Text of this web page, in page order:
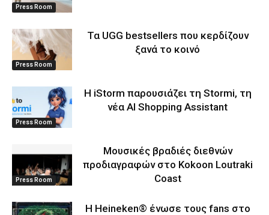
Press Room
Press Room
Τα UGG bestsellers που κερδίζουν
ξανά το κοινό
Press Room
Η iStorm παρουσιάζει τη Stormi, τη
νέα AI Shopping Assistant
Press Room
Μουσικές βραδιές διεθνών
προδιαγραφών στο Kokoon Loutraki
Coast
Η Heineken® ένωσε τους fans στο